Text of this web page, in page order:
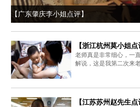
【广东肇庆李小姐点评】
【浙江杭州莫小姐点
老师真是非常细心，一
解说，这是我第二次来
【江苏苏州赵先生点